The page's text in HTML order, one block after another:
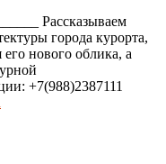
Рассказываем
города курорта,
нового облика, а
+7(988)2387111